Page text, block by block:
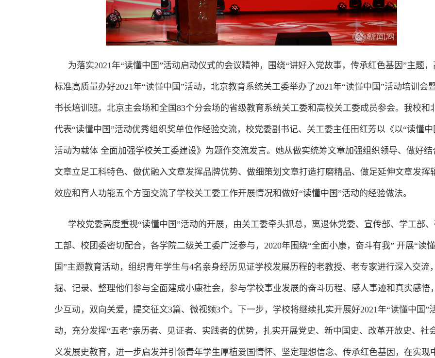
为落实2021年“读懂中国”活动启动仪式的会议精神，围绕“讲好入党故事，传承红色基因”主题，
标准高质量办好2021年“读懂中国”活动，北京教育系统关工委举办了2021年“读懂中国”活动培训会
书长培训班。北京主会场和全国83个分会场的省级教育系统关工委和高校关工委成员参会。我校和
代表“读懂中国”活动优秀组织奖单位作经验交流，校党委副书记、关工委主任田红芳以《以“读懂中
活动为载体 全面加强学校关工委建设》为题作交流发言。她从做实统筹文章加强组织领导、做好结
文章立足工科特色、做优融入文章发挥品牌优势、做细策划文章打造打磨精品、做足延伸文章发挥
效应和育人功能五个方面交流了学校关工委工作开展情况和做好“读懂中国”活动的经验做法。
学校党委高度重视“读懂中国”活动的开展，由关工委牵头抓总，离退休党委、宣传部、学工部
工部、校团委密切配合，各学院二级关工委广泛参与，2020年围绕“全面小康，奋斗有我” 开展“读
国”主题教育活动，组织青年学生与4名亲身经历见证学校发展历程的老教授、老专家进行深入交流
掘、记录、整理他们参与全面建成小康社会，参与学校事业发展的奋斗历程、感人事迹和真实感悟
少互动，双向关爱，提交征文3篇、微视频3个。下一步，学校将继续扎实开展好2021年“读懂中国”
动，充分发挥“五老”亲历者、见证者、实践者的优势，扎实开展党史、新中国史、改革开放史、社
义发展史教育，进一步启发并引领青年学生厚植爱国情怀、坚定理想信念、传承红色基因，在实现